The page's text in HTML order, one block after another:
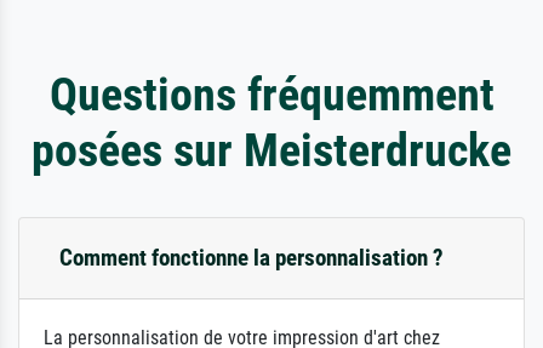
Questions fréquemment
posées sur Meisterdrucke
Comment fonctionne la personnalisation ?
La personnalisation de votre impression d'art chez